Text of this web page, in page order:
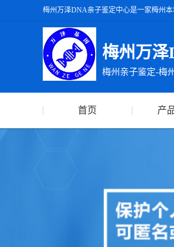
梅州万泽DNA亲子鉴定中心是一家梅州
州万泽DNA亲子鉴定中心出具的亲子鉴
梅州万泽
梅州亲子鉴定-梅
首页 产